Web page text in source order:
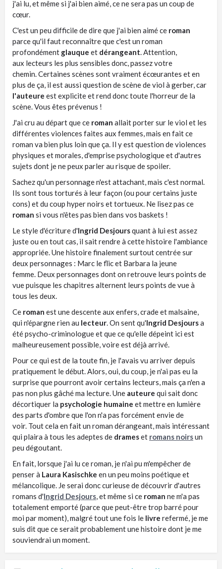
j'ai lu, et même si j'ai bien aimé, ce ne sera pas un coup de
cœur.
C'est un peu difficile de dire que j'ai bien aimé ce roman
parce qu'il faut reconnaître que c'est un roman
profondément glauque et dérangeant . Attention,
aux lecteurs les plus sensibles donc, passez votre
chemin. Certaines scènes sont vraiment écœurantes et en
plus de ça, il est aussi question de scène de viol à gerber, car
l'auteure est explicite et rend donc toute l'horreur de la
scène. Vous êtes prévenus !
J'ai cru au départ que ce roman allait porter sur le viol et les
différentes violences faites aux femmes, mais en fait ce
roman va bien plus loin que ça. Il y est question de violences
physiques et morales, d'emprise psychologique et d'autres
sujets dont je ne peux parler au risque de spoiler.
Sachez qu'un personnage n'est attachant, mais c'est normal.
Ils sont tous torturés à leur façon (ou pour certains juste
cons) et du coup hyper noirs et tortueux. Ne lisez pas ce
roman si vous n'êtes pas bien dans vos baskets !
Le style d'écriture d'Ingrid Desjoursquant à lui est assez
juste ou en tout cas, il sait rendre à cette histoire l'ambiance
appropriée. Une histoire finalement surtout centrée sur
deux personnages : Marc le flic et Barbara la jeune
femme. Deux personnages dont on retrouve leurs points de
vue puisque les chapitres alternent leurs points de vue à
tous les deux.
Ce roman est une descente aux enfers, crade et malsaine,
qui n'épargne rien au lecteur . On sent qu'Ingrid Desjoursa
été psycho-criminologue et que ce qu'elle dépeint ici est
malheureusement possible, voire est déjà arrivé.
Pour ce qui est de la toute fin, je l'avais vu arriver depuis
pratiquement le début. Alors, oui, du coup, je n'ai pas eu la
surprise que pourront avoir certains lecteurs, mais ça n'en a
pas non plus gâché ma lecture. Une auteure qui sait donc
décortiquer la psychologie humaine et mettre en lumière
des parts d'ombre que l'on n'a pas forcément envie de
voir. Tout cela en fait un roman dérangeant, mais intéressant
qui plaira à tous les adeptes de drameset romans noirsun
peu dégoutant.
En fait, lorsque j'ai lu ce roman, je n'ai pu m'empêcher de
penser à Laura Kasischke en un peu moins poétique et
mélancolique. Je serai donc curieuse de découvrir d'autres
romans d'Ingrid Desjours , et même si ce roman ne m'a pas
totalement emporté (parce que peut-être trop barré pour
moi par moment), malgré tout une fois le livre refermé, je me
suis dit que ce serait probablement une histoire dont je me
souviendrai un moment.